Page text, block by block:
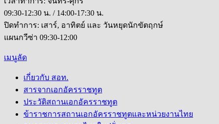
09:30-12:30 น. / 14:00-17:30 น.
ปิดทำการ: เสาร์, อาทิตย์ และ วันหยุดนักขัตฤกษ์
แผนกวีซ่า 09:30-12:00
เมนูลัด
เกี่ยวกับ สอท.
สารจากเอกอัครราชทูต
ประวัติสถานเอกอัครราชทูต
ข้าราชการสถานเอกอัครราชทูตและหน่วยงานไทย